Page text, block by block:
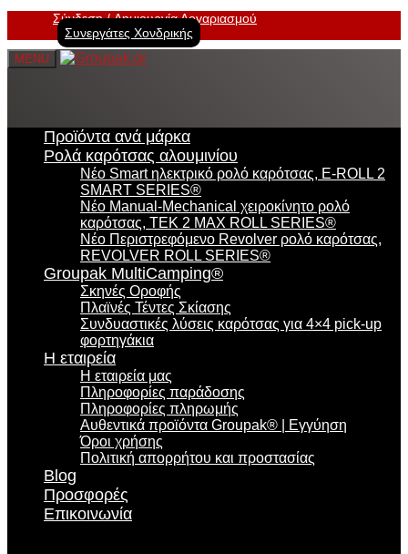
Σύνδεση
Δημιουργία Λογαριασμού
Συνεργάτες Χονδρικής
MENU
Προϊόντα ανά μάρκα
Ρολά καρότσας αλουμινίου
Νέο Smart ηλεκτρικό ρολό καρότσας, E-ROLL 2
SMART SERIES®
Νέο Manual-Mechanical χειροκίνητο ρολό
καρότσας, TEK 2 MAX ROLL SERIES®
Νέο Περιστρεφόμενο Revolver ρολό καρότσας,
REVOLVER ROLL SERIES®
Groupak MultiCamping®
Σκηνές Οροφής
Πλαϊνές Τέντες Σκίασης
Συνδυαστικές λύσεις καρότσας για 4×4 pick-up
φορτηγάκια
Η εταιρεία
Η εταιρεία μας
Πληροφορίες παράδοσης
Πληροφορίες πληρωμής
Αυθεντικά προϊόντα Groupak® | Εγγύηση
Όροι χρήσης
Πολιτική απορρήτου και προστασίας
Blog
Προσφορές
Επικοινωνία